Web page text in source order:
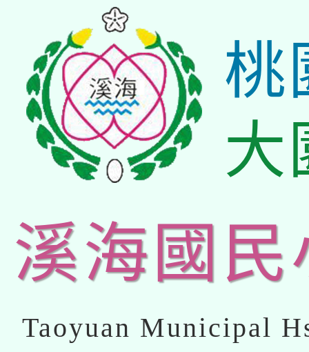
桃
大
溪海國民
Taoyuan Municipal